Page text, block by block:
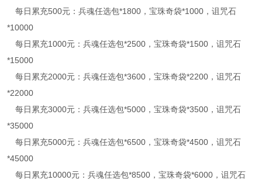
每日累充500元：兵魂任选包*1800，宝珠奇袋*1000，诅咒石
*10000
每日累充1000元：兵魂任选包*2500，宝珠奇袋*1500，诅咒石
*15000
每日累充2000元：兵魂任选包*3600，宝珠奇袋*2200，诅咒石
*22000
每日累充3000元：兵魂任选包*5000，宝珠奇袋*3500，诅咒石
*35000
每日累充5000元：兵魂任选包*6500，宝珠奇袋*4500，诅咒石
*45000
每日累充10000元：兵魂任选包*8500，宝珠奇袋*6000，诅咒石